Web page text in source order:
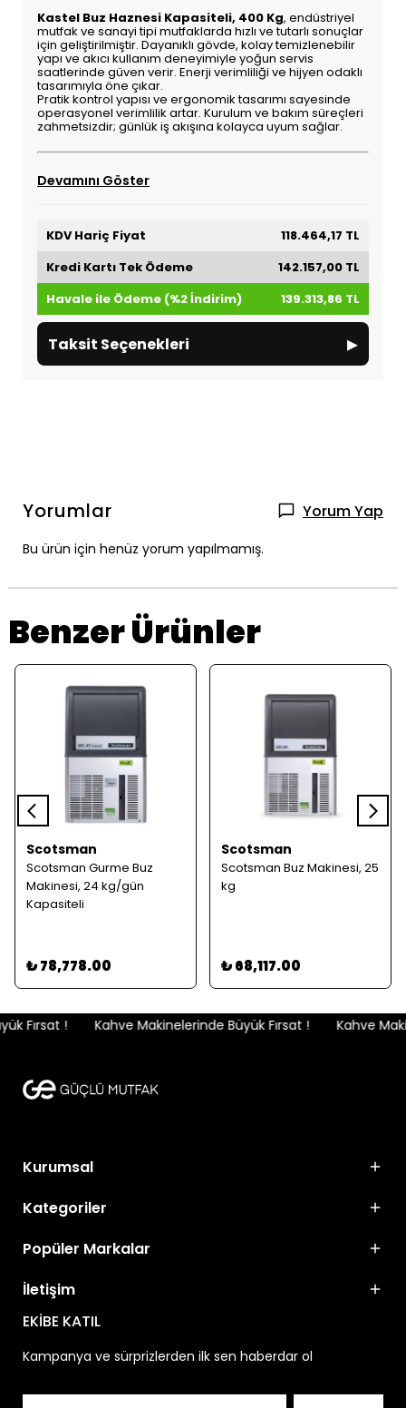
Kastel Buz Haznesi Kapasiteli, 400 Kg, endüstriyel
mutfak ve sanayi tipi mutfaklarda hızlı ve tutarlı sonuçlar
için geliştirilmiştir. Dayanıklı gövde, kolay temizlenebilir
yapı ve akıcı kullanım deneyimiyle yoğun servis
saatlerinde güven verir. Enerji verimliliği ve hijyen odaklı
tasarımıyla öne çıkar.
Pratik kontrol yapısı ve ergonomik tasarımı sayesinde
operasyonel verimlilik artar. Kurulum ve bakım süreçleri
zahmetsizdir; günlük iş akışına kolayca uyum sağlar.
Devamını Göster
KDV Hariç Fiyat
118.464,17 TL
Kredi Kartı Tek Ödeme
142.157,00 TL
Havale ile Ödeme (%2 İndirim)
139.313,86 TL
Taksit Seçenekleri ▸
Yorumlar Yorum Yap
Bu ürün için henüz yorum yapılmamış.
Benzer Ürünler
Scotsman
Scotsman Gurme Buz
Makinesi, 24 kg/gün
Kapasiteli
₺ 78,778.00
Scotsman
Scotsman Buz Makinesi, 25
kg
₺ 68,117.00
Fırsat ! Kahve Makinelerinde Büyük Fırsat ! Kahve
Kurumsal
Kategoriler
Popüler Markalar
İletişim
EKİBE KATIL
Kampanya ve sürprizlerden ilk sen haberdar ol